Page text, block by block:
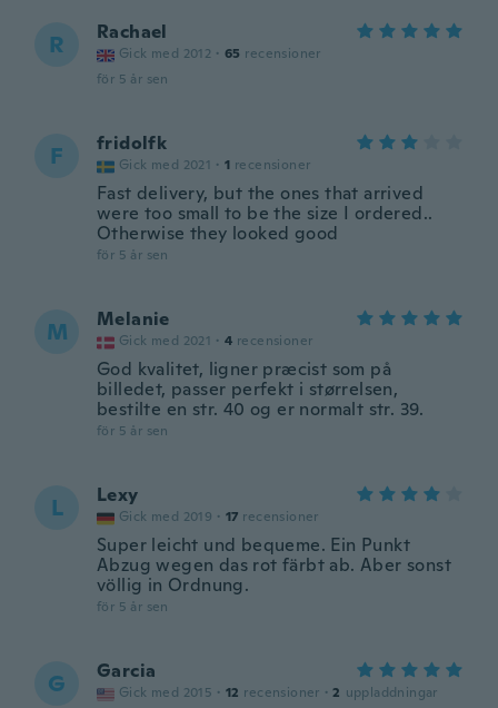
R Rachael
Gick med 2012 · 65 recensioner
för 5 år sen
F fridolfk
Gick med 2021 · 1 recensioner
Fast delivery, but the ones that arrived
were too small to be the size I ordered..
Otherwise they looked good
för 5 år sen
M Melanie
Gick med 2021 · 4 recensioner
God kvalitet, ligner præcist som på
billedet, passer perfekt i størrelsen,
bestilte en str. 40 og er normalt str. 39.
för 5 år sen
L Lexy
Gick med 2019 · 17 recensioner
Super leicht und bequeme. Ein Punkt
Abzug wegen das rot färbt ab. Aber sonst
völlig in Ordnung.
för 5 år sen
G Garcia
Gick med 2015 · 12 recensioner · 2 uppladdningar